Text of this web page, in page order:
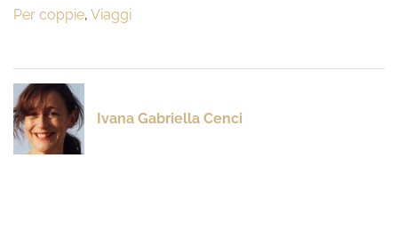
Per coppie, Viaggi
Ivana Gabriella Cenci